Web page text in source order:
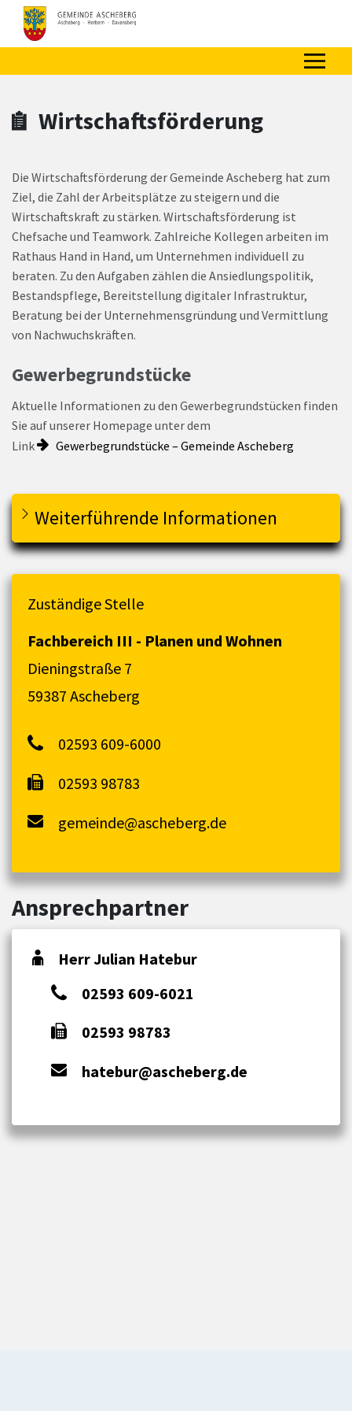
Zum Header
Zum Hauptinhalt
Zum Footer
Zum Hauptinhalt springen
Wirtschaftsförderung
Die Wirtschaftsförderung der Gemeinde Ascheberg hat zum
Ziel, die Zahl der Arbeitsplätze zu steigern und die
Wirtschaftskraft zu stärken. Wirtschaftsförderung ist
Chefsache und Teamwork. Zahlreiche Kollegen arbeiten im
Rathaus Hand in Hand, um Unternehmen individuell zu
beraten. Zu den Aufgaben zählen die Ansiedlungspolitik,
Bestandspflege, Bereitstellung digitaler Infrastruktur,
Beratung bei der Unternehmensgründung und Vermittlung
von Nachwuchskräften.
Gewerbegrundstücke
Aktuelle Informationen zu den Gewerbegrundstücken finden
Sie auf unserer Homepage unter dem
Link
Gewerbegrundstücke – Gemeinde Ascheberg
Weiterführende Informationen
Zuständige Stelle
Fachbereich III - Planen und Wohnen
Dieningstraße 7
59387 Ascheberg
02593 609-6000
02593 98783
gemeinde@ascheberg.de
Ansprechpartner
Herr Julian Hatebur
02593 609-6021
02593 98783
hatebur@ascheberg.de